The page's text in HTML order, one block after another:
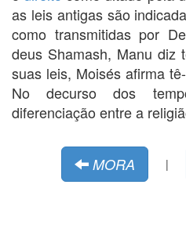
as leis antigas são
como transmitidas por
deus Shamash, Manu diz
suas leis, Moisés afirma
No decurso dos
diferenciação entre a
MORA |